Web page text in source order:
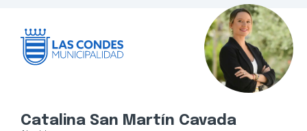
Catalina San Martín Cavada